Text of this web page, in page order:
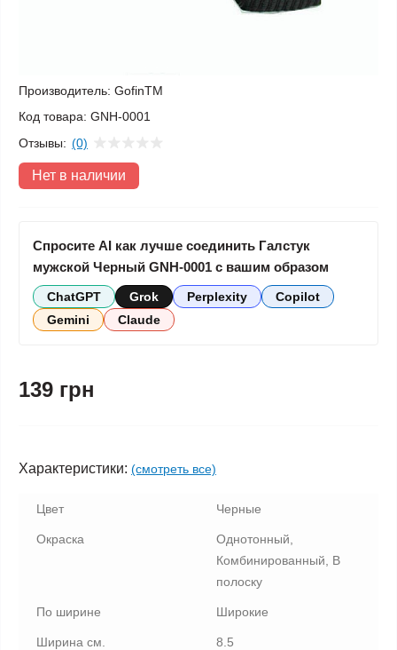
Производитель: GofinTM
Код товара: GNH-0001
Отзывы: (0)
Нет в наличии
Спросите AI как лучше соединить Галстук
мужской Черный GNH-0001 с вашим образом
ChatGPT Grok Perplexity
Copilot
Gemini
Claude
139 грн
Характеристики: (смотреть все)
Цвет Черные
Окраска
Однотонный,
Комбинированный, В
полоску
По ширине Широкие
Ширина см. 8.5